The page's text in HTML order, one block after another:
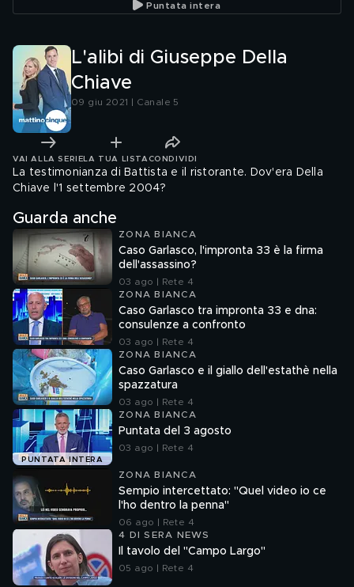
Puntata intera
L'alibi di Giuseppe Della
Chiave
09 giu 2021 | Canale 5
VAI ALLA SERIE LA TUA LISTA CONDIVIDI
La testimonianza di Battista e il ristorante. Dov'era Della
Chiave l'1 settembre 2004?
Guarda anche
ZONA BIANCA
Caso Garlasco, l'impronta 33 è la firma
dell'assassino?
03 ago | Rete 4
ZONA BIANCA
Caso Garlasco tra impronta 33 e dna:
consulenze a confronto
03 ago | Rete 4
ZONA BIANCA
Caso Garlasco e il giallo dell'estathè nella
spazzatura
03 ago | Rete 4
PUNTATA INTERA
ZONA BIANCA
Puntata del 3 agosto
03 ago | Rete 4
ZONA BIANCA
Sempio intercettato: "Quel video io ce
l'ho dentro la penna"
06 ago | Rete 4
4 DI SERA NEWS
Il tavolo del "Campo Largo"
05 ago | Rete 4